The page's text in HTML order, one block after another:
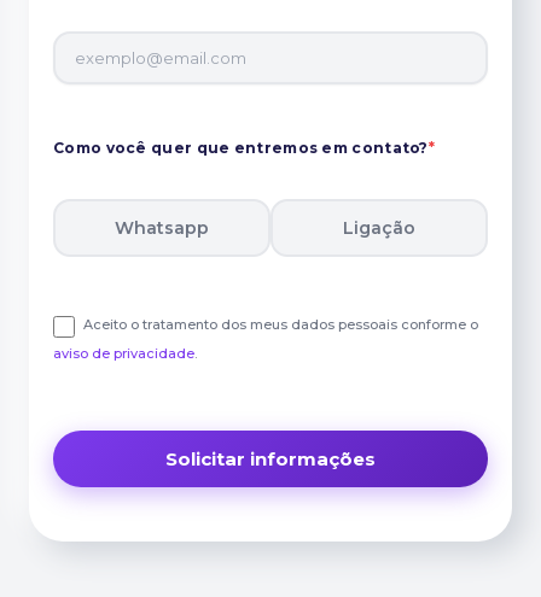
Como você quer que entremos em contato?*
Whatsapp Ligação
Aceito o tratamento dos meus dados pessoais conforme o
aviso de privacidade.